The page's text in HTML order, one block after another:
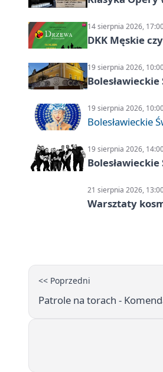
14 sierpnia 2026,
DKK Męskie
19 sierpnia 2026,
19 sierpnia 2026,
Bolesławieckie
19 sierpnia 2026,
21 sierpnia 2026,
Warsztaty
<< Poprzedni
Patrole na torach -